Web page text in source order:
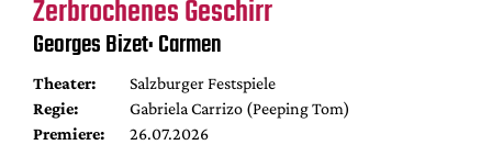
Zerbrochenes Geschirr
Georges Bizet: Carmen
Theater:
Salzburger Festspiele
Regie:
Gabriela Carrizo (Peeping Tom)
Premiere:
26.07.2026